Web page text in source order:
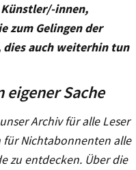
innen,
zum Gelingen der
auch weiterhin tun
Sache
Archiv für alle Leser
für Nichtabonnenten alle
zu entdecken. Über die